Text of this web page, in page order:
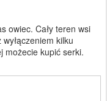
owiec. Cały teren wsi
kilku
możecie kupić serki.